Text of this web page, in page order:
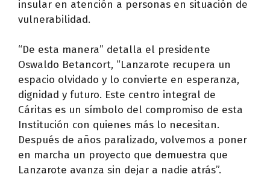
insular en atención a personas en situación de
vulnerabilidad.
“De esta manera” detalla el presidente
Oswaldo Betancort, “Lanzarote recupera un
espacio olvidado y lo convierte en esperanza,
dignidad y futuro. Este centro integral de
Cáritas es un símbolo del compromiso de esta
Institución con quienes más lo necesitan.
Después de años paralizado, volvemos a poner
en marcha un proyecto que demuestra que
Lanzarote avanza sin dejar a nadie atrás”.